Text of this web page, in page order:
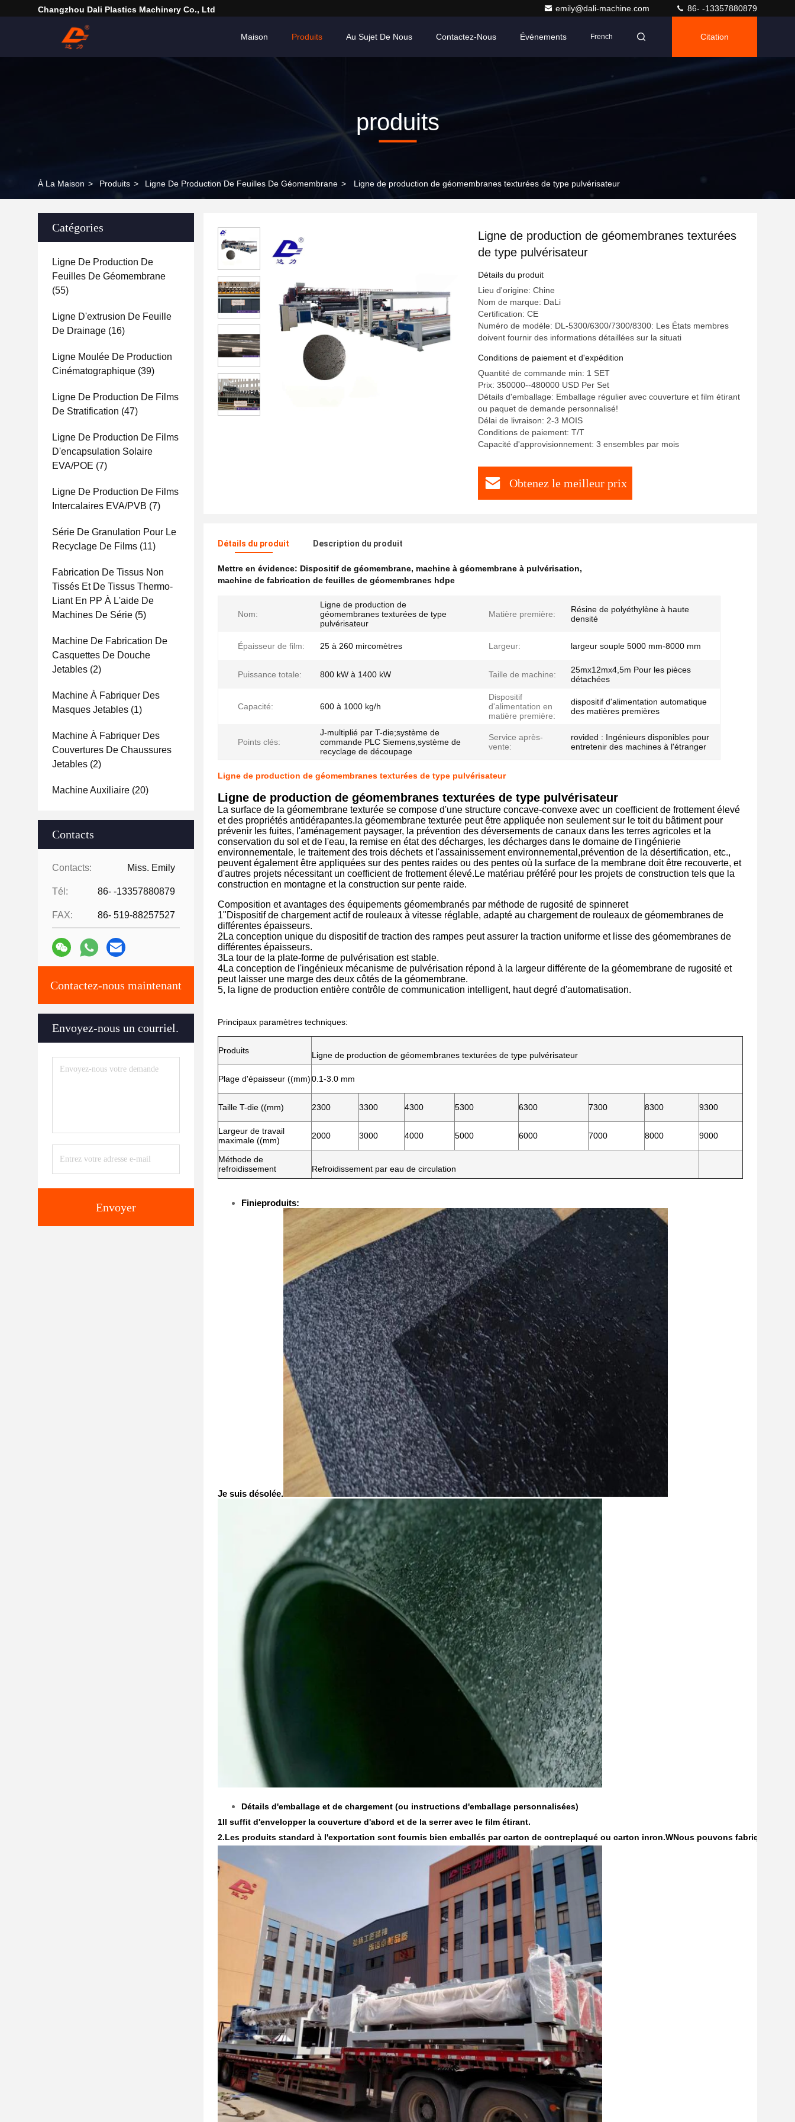
Changzhou Dali Plastics Machinery Co., Ltd emily@dali-machine.com 86- -13357880879
Maison Produits Au Sujet De Nous Contactez-Nous Événements French Citation
produits
À La Maison > Produits > Ligne De Production De Feuilles De Géomembrane > Ligne de production de géomembranes texturées de type pulvérisateur
Catégories
Ligne De Production De
Feuilles De Géomembrane
(55)
Ligne D'extrusion De Feuille
De Drainage (16)
Ligne Moulée De Production
Cinématographique (39)
Ligne De Production De Films
De Stratification (47)
Ligne De Production De Films
D'encapsulation Solaire
EVA/POE (7)
Ligne De Production De Films
Intercalaires EVA/PVB (7)
Série De Granulation Pour Le
Recyclage De Films (11)
Fabrication De Tissus Non
Tissés Et De Tissus Thermo-
Liant En PP À L'aide De
Machines De Série (5)
Machine De Fabrication De
Casquettes De Douche
Jetables (2)
Machine À Fabriquer Des
Masques Jetables (1)
Machine À Fabriquer Des
Couvertures De Chaussures
Jetables (2)
Machine Auxiliaire (20)
Contacts
Contacts: Miss. Emily
Tél: 86- -13357880879
FAX: 86- 519-88257527
Contactez-nous maintenant
Envoyez-nous un courriel.
Envoyer
Ligne de production de géomembranes texturées
de type pulvérisateur
Détails du produit
Lieu d'origine: Chine
Nom de marque: DaLi
Certification: CE
Numéro de modèle: DL-5300/6300/7300/8300: Les États membres
doivent fournir des informations détaillées sur la situati
Conditions de paiement et d'expédition
Quantité de commande min: 1 SET
Prix: 350000--480000 USD Per Set
Détails d'emballage: Emballage régulier avec couverture et film étirant
ou paquet de demande personnalisé!
Délai de livraison: 2-3 MOIS
Conditions de paiement: T/T
Capacité d'approvisionnement: 3 ensembles par mois
Obtenez le meilleur prix
Détails du produit Description du produit
Mettre en évidence: Dispositif de géomembrane, machine à géomembrane à pulvérisation,
machine de fabrication de feuilles de géomembranes hdpe
Nom:
Ligne de production de
géomembranes texturées de type
pulvérisateur
Matière première:
Résine de polyéthylène à haute
densité
Épaisseur de film: 25 à 260 mircomètres Largeur: largeur souple 5000 mm-8000 mm
Puissance totale: 800 kW à 1400 kW Taille de machine:
25mx12mx4,5m Pour les pièces
détachées
Capacité: 600 à 1000 kg/h
Dispositif
d'alimentation en
matière première:
dispositif d'alimentation automatique
des matières premières
Points clés:
J-multiplié par T-die;système de
commande PLC Siemens,système de
recyclage de découpage
Service après-
vente:
rovided : Ingénieurs disponibles pour
entretenir des machines à l'étranger
Ligne de production de géomembranes texturées de type pulvérisateur
Ligne de production de géomembranes texturées de type pulvérisateur
La surface de la géomembrane texturée se compose d'une structure concave-convexe avec un coefficient de frottement élevé
et des propriétés antidérapantes.la géomembrane texturée peut être appliquée non seulement sur le toit du bâtiment pour
prévenir les fuites, l'aménagement paysager, la prévention des déversements de canaux dans les terres agricoles et la
conservation du sol et de l'eau, la remise en état des décharges, les décharges dans le domaine de l'ingénierie
environnementale, le traitement des trois déchets et l'assainissement environnemental,prévention de la désertification, etc.,
peuvent également être appliquées sur des pentes raides ou des pentes où la surface de la membrane doit être recouverte, et
d'autres projets nécessitant un coefficient de frottement élevé.Le matériau préféré pour les projets de construction tels que la
construction en montagne et la construction sur pente raide.
Composition et avantages des équipements géomembranés par méthode de rugosité de spinneret
1"Dispositif de chargement actif de rouleaux à vitesse réglable, adapté au chargement de rouleaux de géomembranes de
différentes épaisseurs.
2La conception unique du dispositif de traction des rampes peut assurer la traction uniforme et lisse des géomembranes de
différentes épaisseurs.
3La tour de la plate-forme de pulvérisation est stable.
4La conception de l'ingénieux mécanisme de pulvérisation répond à la largeur différente de la géomembrane de rugosité et
peut laisser une marge des deux côtés de la géomembrane.
5, la ligne de production entière contrôle de communication intelligent, haut degré d'automatisation.
Principaux paramètres techniques:
Produits Ligne de production de géomembranes texturées de type pulvérisateur
Plage d'épaisseur ((mm)0.1-3.0 mm
Taille T-die ((mm) 2300 3300 4300 5300 6300 7300 8300 9300
Largeur de travail
maximale ((mm)
2000 3000 4000 5000 6000 7000 8000 9000
Méthode de
refroidissement
Refroidissement par eau de circulation
Finieproduits:
Je suis désolée.
Détails d'emballage et de chargement (ou instructions d'emballage personnalisées)
1Il suffit d'envelopper la couverture d'abord et de la serrer avec le film étirant.
2.Les produits standard à l'exportation sont fournis bien emballés par carton de contreplaqué ou carton inron.WNous pouvons fabriquer les